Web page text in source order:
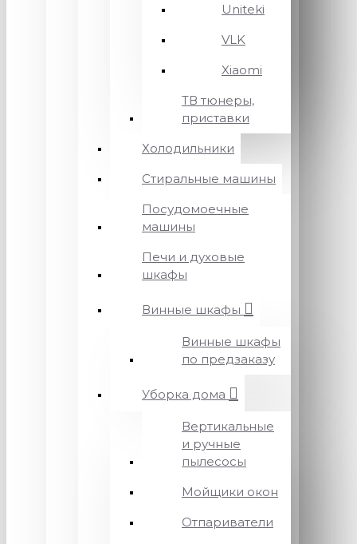
Uniteki
VLK
Xiaomi
ТВ тюнеры,
приставки
Холодильники
Стиральные машины
Посудомоечные
машины
Печи и духовые
шкафы
Винные шкафы
Винные шкафы
по предзаказу
Уборка дома
Вертикальные
и ручные
пылесосы
Мойщики окон
Отпариватели